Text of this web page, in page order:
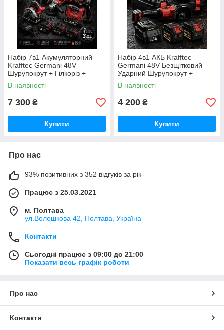
Набір 7в1 Акумуляторний
Krafftec Germani 48V
Шурупокрут + Гілкоріз +
Болгарка + Перф + Гайковерт
+ Циркулярна + лобзик/
Червоний
В наявності
7 300 ₴
Купити
Набір 4в1 АКБ Krafftec
Germani 48V Безщітковий
Ударний Шурупокрут +
Перфоратор + Болгарка +
Гайковерт Набір 4в1
Німеччина Червоний
В наявності
4 200 ₴
Купити
Про нас
93% позитивних з 352 відгуків за рік
Працює з 25.03.2021
м. Полтава
ул.Волошкова 42, Полтава, Україна
Контакти
Сьогодні працює з 09:00 до 21:00
Показати весь графік роботи
Про нас
Контакти